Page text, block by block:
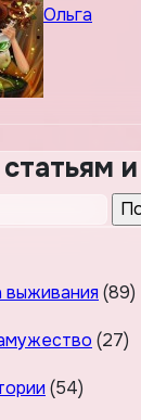
Ольга
выживания (89)
(27)
(54)